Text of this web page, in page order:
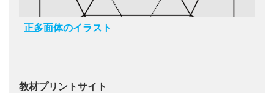
正多面体のイラスト
教材プリントサイト